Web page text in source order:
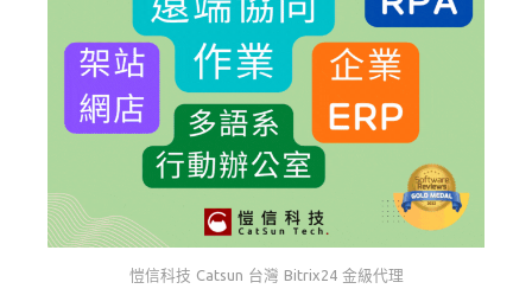
愷信科技 Catsun 台灣 Bitrix24 金級代理